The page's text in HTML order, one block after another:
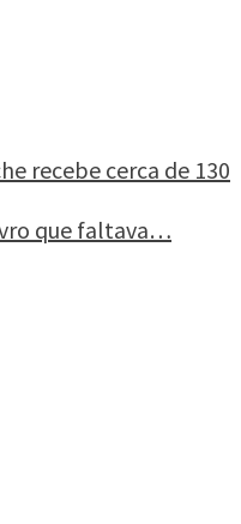
recebe cerca de 130
que faltava…